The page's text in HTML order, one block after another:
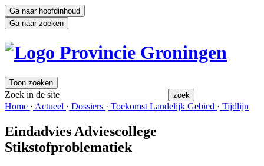
Ga naar hoofdinhoud
Ga naar zoeken
Toon zoeken
Zoek in de site zoek
Home · Actueel · Dossiers · Toekomst Landelijk Gebied · Tijdlijn
Eindadvies Adviescollege
Stikstofproblematiek